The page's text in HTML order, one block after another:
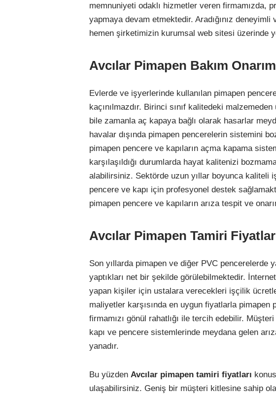
memnuniyeti odaklı hizmetler veren firmamızda,
yapmaya devam etmektedir. Aradığınız
hemen şirketimizin kurumsal web sitesi üzerinde
Avcılar Pimapen Bakım Onarım
Evlerde ve işyerlerinde kullanılan pimapen
kaçınılmazdır. Birinci sınıf kalitedeki
bile zamanla aç kapaya bağlı olarak hasarlar
havalar dışında pimapen pencerelerin sistemini
pimapen pencere ve kapıların açma kapama
karşılaşıldığı durumlarda hayat kalitenizi
alabilirsiniz. Sektörde uzun yıllar boyunca kaliteli
pencere ve kapı için profesyonel destek
pimapen pencere ve kapıların arıza tespit ve
Avcılar Pimapen Tamiri
Son yıllarda pimapen ve diğer PVC pencerelerde
yaptıkları net bir şekilde görülebilmektedir.
yapan kişiler için ustalara verecekleri işçilik
maliyetler karşısında en uygun fiyatlarla pimapen
firmamızı gönül rahatlığı ile tercih edebilir.
kapı ve pencere sistemlerinde meydana gelen
yanadır.
Bu yüzden Avcılar pimapen tamiri fiyatları
ulaşabilirsiniz. Geniş bir müşteri kitlesine sahip